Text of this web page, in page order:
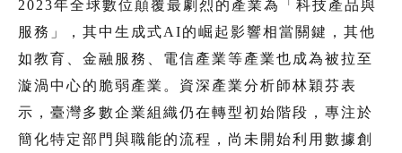
2023年全球數位顛覆最劇烈的產業為「科技產品與
服務」，其中生成式AI的崛起影響相當關鍵，其他
如教育、金融服務、電信產業等產業也成為被拉至
漩渦中心的脆弱產業。資深產業分析師林穎芬表
示，臺灣多數企業組織仍在轉型初始階段，專注於
簡化特定部門與職能的流程，尚未開始利用數據創